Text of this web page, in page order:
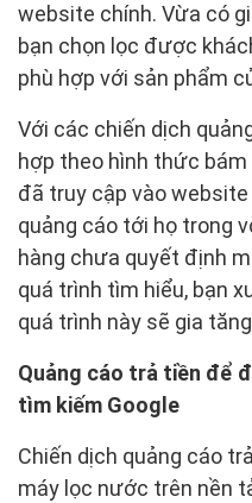
website chính. Vừa có
bạn chọn lọc được
phù hợp với sản phẩm
Với các chiến dịch
hợp theo hình thức
đã truy cập vào
quảng cáo tới họ trong
hàng chưa quyết định
quá trình tìm hiểu, bạn
quá trình này sẽ gia
Quảng cáo trả tiền để
tìm kiếm Google
Chiến dịch quảng cáo
máy lọc nước trên nền